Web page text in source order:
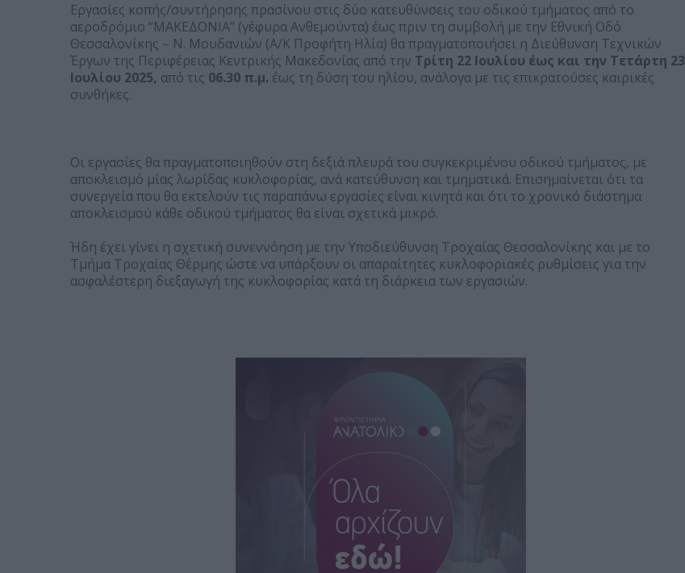
Εργασίες κοπής/συντήρησης πρασίνου στις δύο κατευθύνσεις του οδικού τμήματος από το
αεροδρόμιο “ΜΑΚΕΔΟΝΙΑ” (γέφυρα Ανθεμούντα) έως πριν τη συμβολή με την Εθνική Οδό
Θεσσαλονίκης – Ν. Μουδανιών (Α/Κ Προφήτη Ηλία) θα πραγματοποιήσει η Διεύθυνση Τεχνικών
Έργων της Περιφέρειας Κεντρικής Μακεδονίας από την Τρίτη 22 Ιουλίου έως και την Τετάρτη 23
Ιουλίου 2025, από τις 06.30 π.μ. έως τη δύση του ηλίου, ανάλογα με τις επικρατούσες καιρικές
συνθήκες.
Οι εργασίες θα πραγματοποιηθούν στη δεξιά πλευρά του συγκεκριμένου οδικού τμήματος, με
αποκλεισμό μίας λωρίδας κυκλοφορίας, ανά κατεύθυνση και τμηματικά. Επισημαίνεται ότι τα
συνεργεία που θα εκτελούν τις παραπάνω εργασίες είναι κινητά και ότι το χρονικό διάστημα
αποκλεισμού κάθε οδικού τμήματος θα είναι σχετικά μικρό.
Ήδη έχει γίνει η σχετική συνεννόηση με την Υποδιεύθυνση Τροχαίας Θεσσαλονίκης και με το
Τμήμα Τροχαίας Θέρμης ώστε να υπάρξουν οι απαραίτητες κυκλοφοριακές ρυθμίσεις για την
ασφαλέστερη διεξαγωγή της κυκλοφορίας κατά τη διάρκεια των εργασιών.